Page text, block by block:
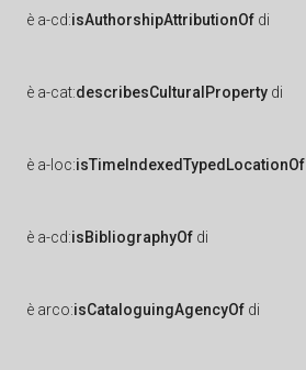
è a-cd:isAuthorshipAttributionOf di
è a-cat:describesCulturalProperty di
è a-loc:isTimeIndexedTypedLocationOf
è a-cd:isBibliographyOf di
è arco:isCataloguingAgencyOf di